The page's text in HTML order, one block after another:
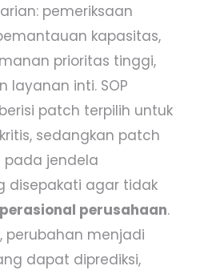
pemeriksaan
kapasitas,
prioritas tinggi,
layanan inti. SOP
patch terpilih untuk
sedangkan patch
pada jendela
disepakati agar tidak
perusahaan.
perubahan menjadi
dapat diprediksi,